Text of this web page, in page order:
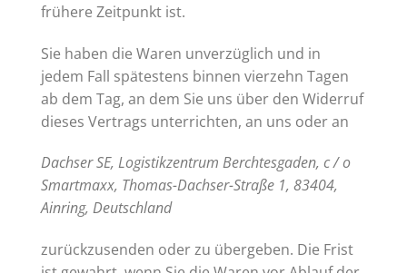
frühere Zeitpunkt ist.
Sie haben die Waren unverzüglich und in
jedem Fall spätestens binnen vierzehn Tagen
ab dem Tag, an dem Sie uns über den Widerruf
dieses Vertrags unterrichten, an uns oder an
Dachser SE, Logistikzentrum Berchtesgaden, c / o
Smartmaxx, Thomas-Dachser-Straße 1, 83404,
Ainring, Deutschland
zurückzusenden oder zu übergeben. Die Frist